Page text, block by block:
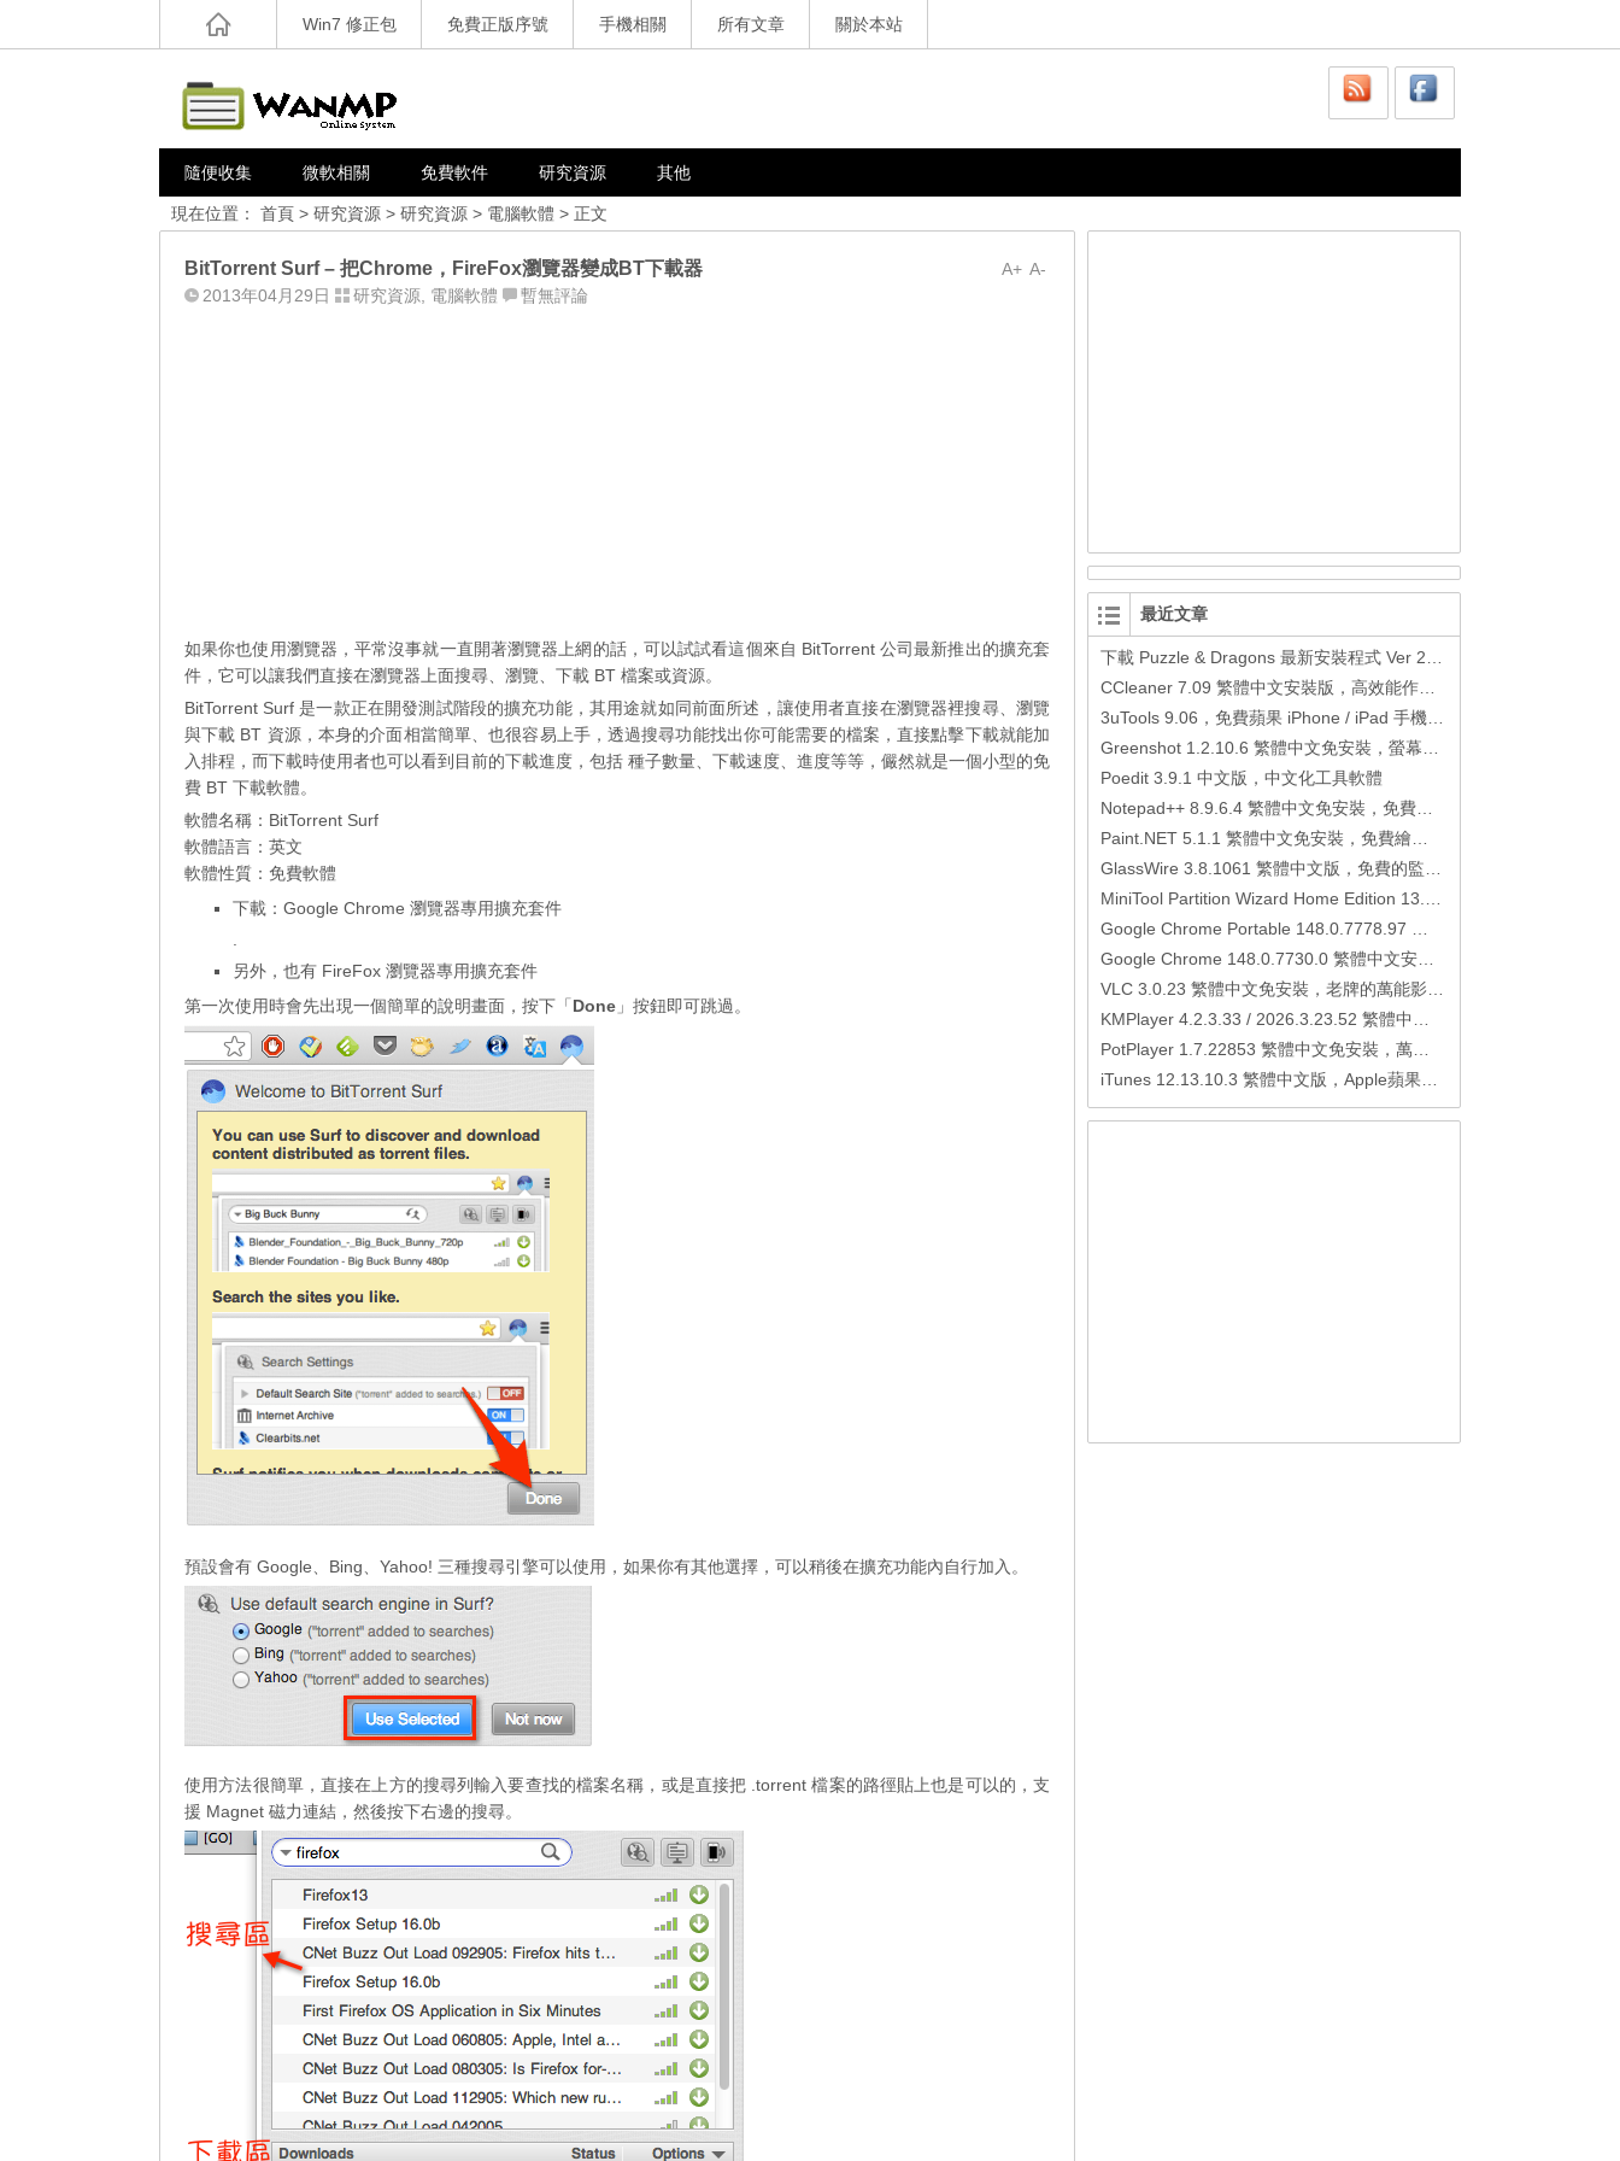
Win7 修正包 免費正版序號 手機相關 所有文章 關於本站
隨便收集 微軟相關 免費軟件 研究資源 其他
現在位置： 首頁 > 研究資源 > 研究資源 > 電腦軟體 > 正文
A-
A+
BitTorrent Surf – 把Chrome，FireFox瀏覽器變成BT下載器
2013年04月29日 研究資源 電腦軟體 暫無評論
如果你也使用瀏覽器，平常沒事就一直開著瀏覽器上網的話，可以試試看這個來自 BitTorrent 公司最新推出的擴充套
件，它可以讓我們直接在瀏覽器上面搜尋、瀏覽、下載 BT 檔案或資源。
BitTorrent Surf 是一款正在開發測試階段的擴充功能，其用途就如同前面所述，讓使用者直接在瀏覽器裡搜尋、瀏覽
與下載 BT 資源，本身的介面相當簡單、也很容易上手，透過搜尋功能找出你可能需要的檔案，直接點擊下載就能加
入排程，而下載時使用者也可以看到目前的下載進度，包括 種子數量、下載速度、進度等等，儼然就是一個小型的免
費 BT 下載軟體。
軟體名稱：BitTorrent Surf
軟體語言：英文
軟體性質：免費軟體
下載： Google Chrome 瀏覽器專用擴充套件
另外，也有 FireFox 瀏覽器專用擴充套件
第一次使用時會先出現一個簡單的說明畫面，按下「 Done 」按鈕即可跳過。
預設會有 Google、Bing、Yahoo! 三種搜尋引擎可以使用，如果你有其他選擇，可以稍後在擴充功能內自行加入。
使用方法很簡單，直接在上方的搜尋列輸入要查找的檔案名稱，或是直接把 .torrent 檔案的路徑貼上也是可以的，支
援 Magnet 磁力連結，然後按下右邊的搜尋。
最近文章
Poedit 3.9.1 中文版，中文化工具軟體